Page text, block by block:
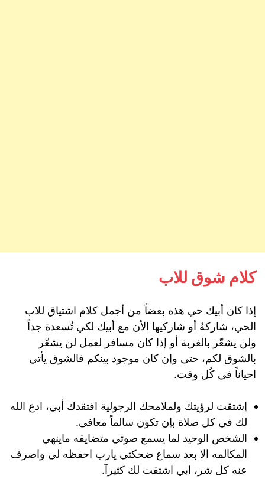
كلام شوق للاب
إذا كان أبيك حي هذه بعضاً من أجمل كلام اشتياق للاب
الحي، شاركهٌ أو شاركيها الأن مع أبيك لكي تُسعدة جداً
ولن يشعّر بالغربة أو إذا كان مسافر لعمل لن يشعّر
بالشوق لكم، حتى وإن كان موجود بينكم فالشوق يأتي
احياناً في كُل وقت.
إشتقت لرؤيتك ولملامحك الرجولية افتقدك أبي، ادع الله
لك في كل صلاة بإن تكون سالماً معافى.
الشخص الوحيد لما يسمع صوتي متضايقه ماينهي
المكالمه الا بعد سماع ضحكتي يارب احفظه لي واصرف
عنه كل شر، ابي اشتقت لك كثيرآ.